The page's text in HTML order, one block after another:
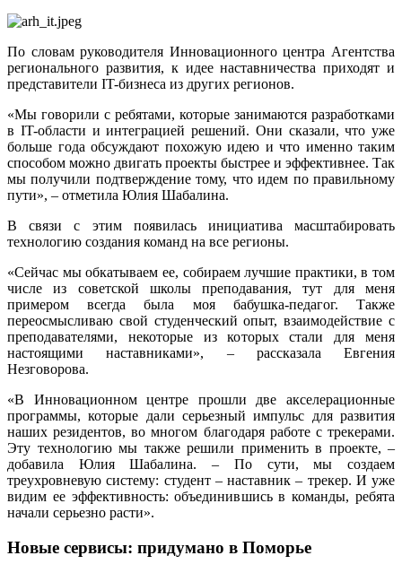
По словам руководителя Инновационного центра Агентства
регионального развития, к идее наставничества приходят и
представители IT-бизнеса из других регионов.
«Мы говорили с ребятами, которые занимаются разработками
в IT-области и интеграцией решений. Они сказали, что уже
больше года обсуждают похожую идею и что именно таким
способом можно двигать проекты быстрее и эффективнее. Так
мы получили подтверждение тому, что идем по правильному
пути», – отметила Юлия Шабалина.
В связи с этим появилась инициатива масштабировать
технологию создания команд на все регионы.
«Сейчас мы обкатываем ее, собираем лучшие практики, в том
числе из советской школы преподавания, тут для меня
примером всегда была моя бабушка-педагог. Также
переосмысливаю свой студенческий опыт, взаимодействие с
преподавателями, некоторые из которых стали для меня
настоящими наставниками», – рассказала Евгения
Незговорова.
«В Инновационном центре прошли две акселерационные
программы, которые дали серьезный импульс для развития
наших резидентов, во многом благодаря работе с трекерами.
Эту технологию мы также решили применить в проекте, –
добавила Юлия Шабалина. – По сути, мы создаем
треухровневую систему: студент – наставник – трекер. И уже
видим ее эффективность: объединившись в команды, ребята
начали серьезно расти».
Новые сервисы: придумано в Поморье